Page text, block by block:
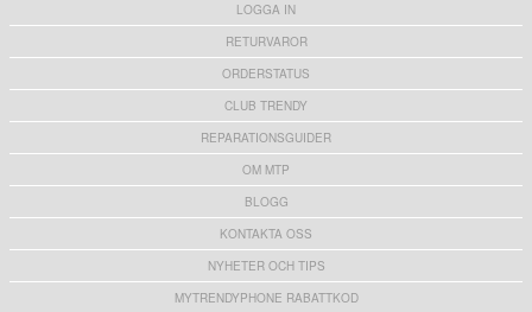
LOGGA IN
RETURVAROR
ORDERSTATUS
CLUB TRENDY
REPARATIONSGUIDER
OM MTP
BLOGG
KONTAKTA OSS
NYHETER OCH TIPS
MYTRENDYPHONE RABATTKOD